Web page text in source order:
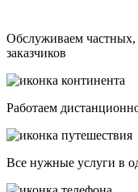
Обслуживаем частных,
заказчиков
Работаем
Все нужные услуги в